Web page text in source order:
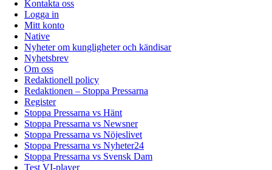
Kontakta oss
Logga in
Mitt konto
Native
Nyheter om kungligheter och kändisar
Nyhetsbrev
Om oss
Redaktionell policy
Redaktionen – Stoppa Pressarna
Register
Stoppa Pressarna vs Hänt
Stoppa Pressarna vs Newsner
Stoppa Pressarna vs Nöjeslivet
Stoppa Pressarna vs Nyheter24
Stoppa Pressarna vs Svensk Dam
Test VI-player